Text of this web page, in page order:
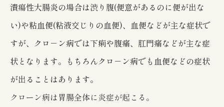
潰瘍性大腸炎の場合は渋り腹(便意があるのに便が出な
い)や粘血便(粘液交じりの血便)、血便などが主な症状で
すが、クロ－ン病では下痢や腹痛、肛門痛などが主な症
状となります。もちろんクロ－ン病でも血便などの症状
が出ることはあります。
クローン病は胃腸全体に炎症が起こる。